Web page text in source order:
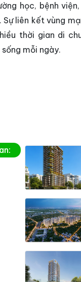
học, bệnh
liên kết vùng
thời gian di
mỗi ngày.